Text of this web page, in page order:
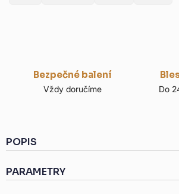
Bezpečné balení
Vždy doručíme Do
POPIS
PARAMETRY